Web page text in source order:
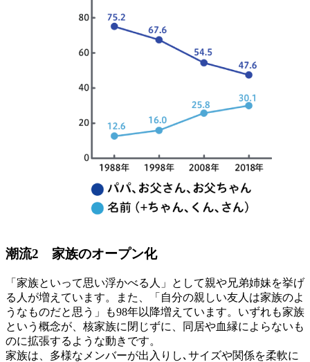
潮流2 家族のオープン化
「家族といって思い浮かべる人」として親や兄弟姉妹を挙げ
る人が増えています。また、「自分の親しい友人は家族のよ
うなものだと思う」も98年以降増えています。いずれも家族
という概念が、核家族に閉じずに、同居や血縁によらないも
のに拡張するような動きです。
家族は、多様なメンバーが出入りし､サイズや関係を柔軟に